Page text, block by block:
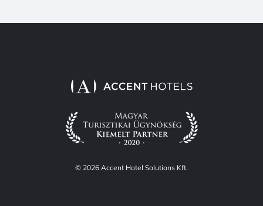
© 2026 Accent Hotel Solutions Kft.